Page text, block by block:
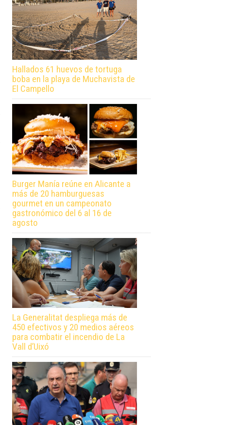
Hallados 61 huevos de tortuga
boba en la playa de Muchavista de
El Campello
Burger Manía reúne en Alicante a
más de 20 hamburguesas
gourmet en un campeonato
gastronómico del 6 al 16 de
agosto
La Generalitat despliega más de
450 efectivos y 20 medios aéreos
para combatir el incendio de La
Vall d’Uixó